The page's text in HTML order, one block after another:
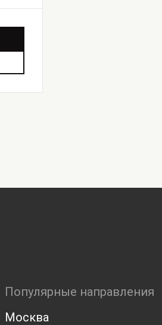
Популярные направления
Москва